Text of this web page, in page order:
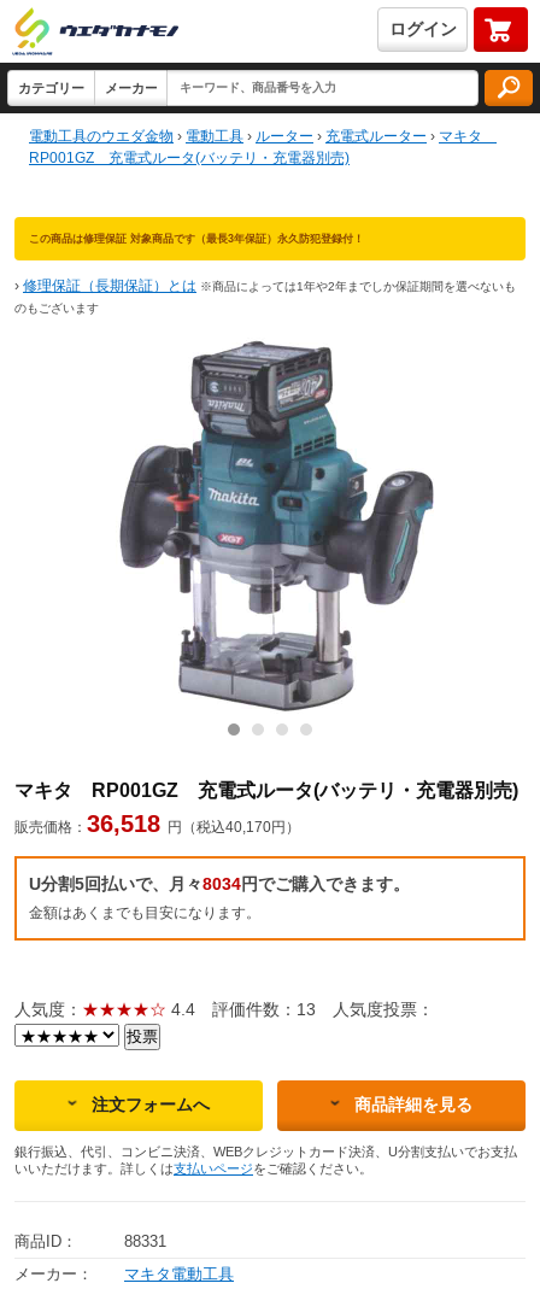
ログイン
電動工具のウエダ金物 › 電動工具 › ルーター › 充電式ルーター › マキタ
RP001GZ 充電式ルータ(バッテリ・充電器別売)
この商品は修理保証 対象商品です（最長3年保証）永久防犯登録付！
› 修理保証（長期保証）とは ※商品によっては1年や2年までしか保証期間を選べないも
のもございます
マキタ RP001GZ 充電式ルータ(バッテリ・充電器別売)
販売価格： 36,518 円（税込40,170円）
U分割5回払いで、月々8034円でご購入できます。
金額はあくまでも目安になります。
人気度： ★★★★☆ 4.4 評価件数：13 人気度投票：
注文フォームへ 商品詳細を見る
銀行振込、代引、コンビニ決済、WEBクレジットカード決済、U分割支払いでお支払
いいただけます。詳しくは支払いページをご確認ください。
商品ID：
88331
メーカー：
マキタ電動工具